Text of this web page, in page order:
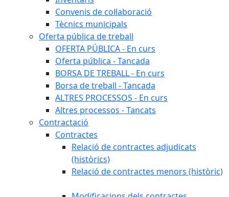
Convenis de col·laboració
Tècnics municipals
Oferta pública de treball
OFERTA PÚBLICA - En curs
Oferta pública - Tancada
BORSA DE TREBALL - En curs
Borsa de treball - Tancada
ALTRES PROCESSOS - En curs
Altres processos - Tancats
Contractació
Contractes
Relació de contractes adjudicats
(històrics)
Relació de contractes menors (històric)